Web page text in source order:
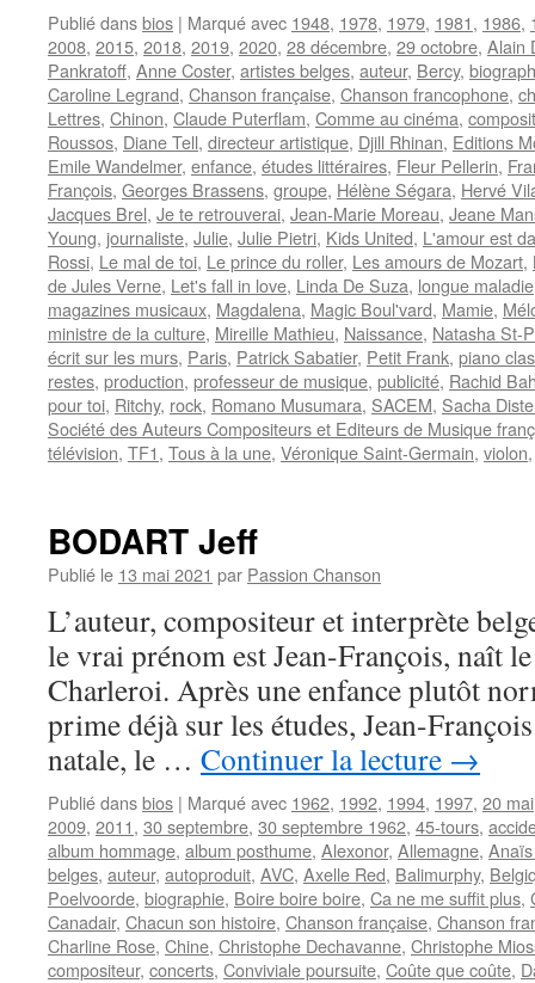
Publié dansbios | Marqué avec 1948, 1978, 1979, 1981, 1986,
2008, 2015, 2018, 2019, 2020, 28 décembre, 29 octobre, Alain
Pankratoff, Anne Coster, artistes belges, auteur, Bercy,
Caroline Legrand, Chanson française, Chanson francophone,
Lettres, Chinon, Claude Puterflam, Comme au cinéma,
Roussos, Diane Tell, directeur artistique, Djill Rhinan, Editions
Emile Wandelmer, enfance, études littéraires, Fleur Pellerin,
François, Georges Brassens, groupe, Hélène Ségara, Hervé
Jacques Brel, Je te retrouverai, Jean-Marie Moreau, Jeane
Young, journaliste, Julie, Julie Pietri, Kids United, L'amour est
Rossi, Le mal de toi, Le prince du roller, Les amours de Mozart,
de Jules Verne, Let's fall in love, Linda De Suza, longue maladie
magazines musicaux, Magdalena, Magic Boul'vard, Mamie,
ministre de la culture, Mireille Mathieu, Naissance, Natasha St-
écrit sur les murs, Paris, Patrick Sabatier, Petit Frank, piano
restes, production, professeur de musique, publicité, Rachid
pour toi, Ritchy, rock, Romano Musumara, SACEM, Sacha
Société des Auteurs Compositeurs et Editeurs de Musique
télévision, TF1, Tous à la une, Véronique Saint-Germain, violon
BODART Jeff
Publié le 13 mai 2021 par Passion Chanson
L’auteur, compositeur et interprète
le vrai prénom est Jean-François, naît
Charleroi. Après une enfance plutôt
prime déjà sur les études, Jean-
natale, le … Continuer la lecture →
Publié dansbios | Marqué avec 1962, 1992, 1994, 1997, 20 mai
2009, 2011, 30 septembre, 30 septembre 1962, 45-tours,
album hommage, album posthume, Alexonor, Allemagne,
belges, auteur, autoproduit, AVC, Axelle Red, Balimurphy,
Poelvoorde, biographie, Boire boire boire, Ca ne me suffit plus,
Canadair, Chacun son histoire, Chanson française, Chanson
Charline Rose, Chine, Christophe Dechavanne, Christophe
compositeur, concerts, Conviviale poursuite, Coûte que coûte,